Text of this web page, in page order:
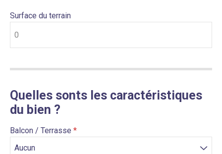
Surface du terrain
Quelles sonts les caractéristiques
du bien ?
Balcon / Terrasse